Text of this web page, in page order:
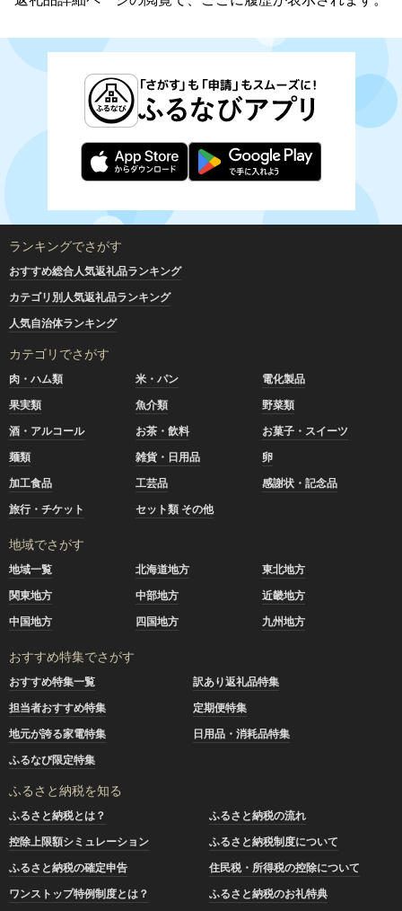
ランキングでさがす
おすすめ総合人気返礼品ランキング
カテゴリ別人気返礼品ランキング
人気自治体ランキング
カテゴリでさがす
肉・ハム類 米・パン
電化製品
果実類
魚介類
野菜類
酒・アルコール
お茶・飲料
お菓子・スイーツ
麺類
雑貨・日用品
卵
加工食品
工芸品
感謝状・記念品
旅行・チケット
セット類 その他
地域でさがす
地域一覧 北海道地方
東北地方
関東地方
中部地方
近畿地方
中国地方
四国地方 九州地方
おすすめ特集でさがす
おすすめ特集一覧
訳あり返礼品特集
担当者おすすめ特集
定期便特集
地元が誇る家電特集
日用品・消耗品特集
ふるなび限定特集
ふるさと納税を知る
ふるさと納税とは？
ふるさと納税の流れ
控除上限額シミュレーション
ふるさと納税制度について
ふるさと納税の確定申告
住民税・所得税の控除について
ワンストップ特例制度とは？
ふるさと納税のお礼特典